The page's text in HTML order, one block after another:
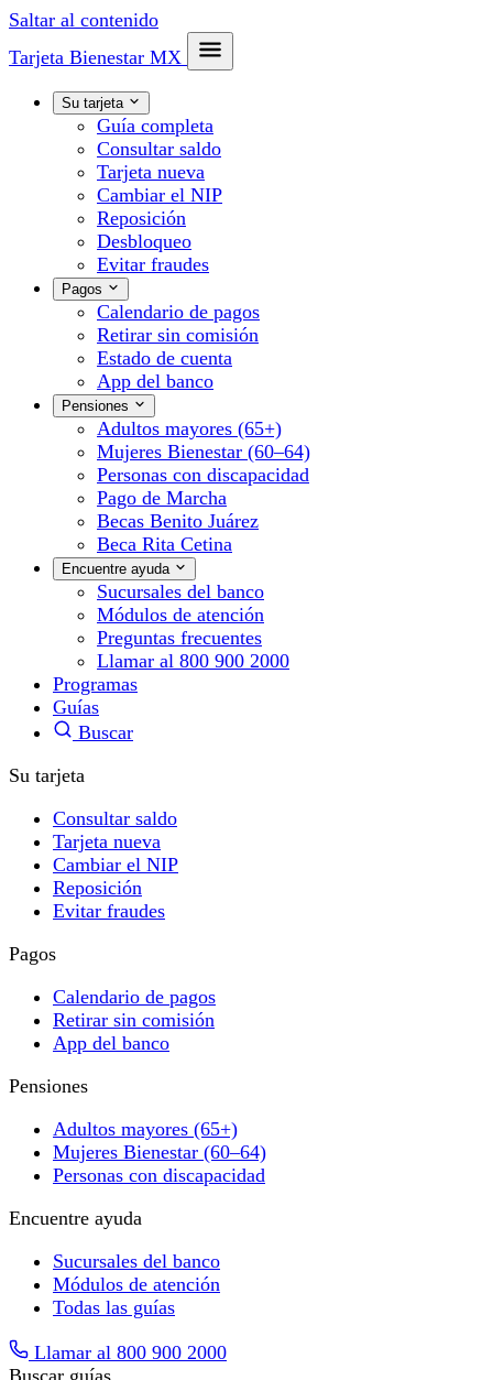
Saltar al contenido
Tarjeta Bienestar MX
Su tarjeta
Guía completa
Consultar saldo
Tarjeta nueva
Cambiar el NIP
Reposición
Desbloqueo
Evitar fraudes
Pagos
Calendario de pagos
Retirar sin comisión
Estado de cuenta
App del banco
Pensiones
Adultos mayores (65+)
Mujeres Bienestar (60–64)
Personas con discapacidad
Pago de Marcha
Becas Benito Juárez
Beca Rita Cetina
Encuentre ayuda
Sucursales del banco
Módulos de atención
Preguntas frecuentes
Llamar al 800 900 2000
Programas
Guías
Buscar
Su tarjeta
Consultar saldo
Tarjeta nueva
Cambiar el NIP
Reposición
Evitar fraudes
Pagos
Calendario de pagos
Retirar sin comisión
App del banco
Pensiones
Adultos mayores (65+)
Mujeres Bienestar (60–64)
Personas con discapacidad
Encuentre ayuda
Sucursales del banco
Módulos de atención
Todas las guías
Llamar al 800 900 2000
Buscar guías